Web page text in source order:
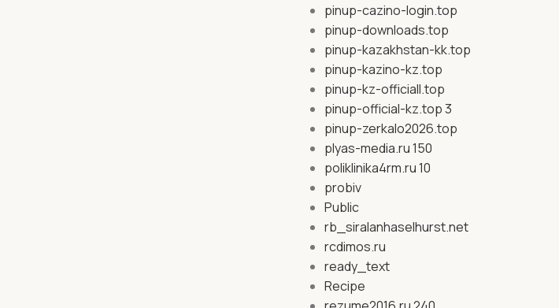
pinup-cazino-login.top
pinup-downloads.top
pinup-kazakhstan-kk.top
pinup-kazino-kz.top
pinup-kz-officiall.top
pinup-official-kz.top 3
pinup-zerkalo2026.top
plyas-media.ru 150
poliklinika4rm.ru 10
probiv
Public
rb_siralanhaselhurst.net
rcdimos.ru
ready_text
Recipe